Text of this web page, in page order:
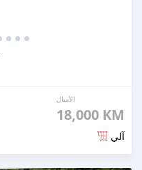
الأميال
18,000 KM
آلي